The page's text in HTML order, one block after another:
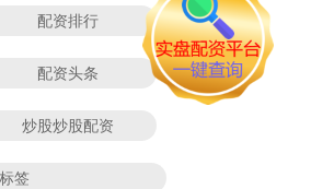
配资排行
配资头条
炒股炒股配资
签